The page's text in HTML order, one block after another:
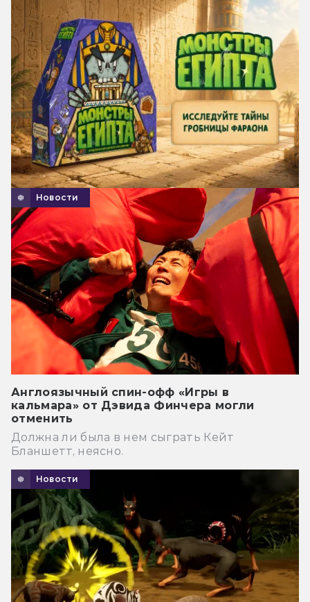
Новости
Англоязычный спин-офф «Игры в
кальмара» от Дэвида Финчера могли
отменить
Должна ли была в нем сыграть Кейт
Бланшетт, неясно.
Новости